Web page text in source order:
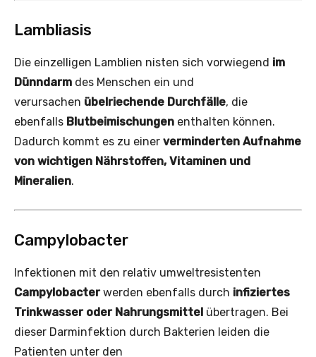
Lambliasis
Die einzelligen Lamblien nisten sich vorwiegend im
Dünndarm des Menschen ein und
verursachen übelriechende Durchfälle, die
ebenfalls Blutbeimischungen enthalten können.
Dadurch kommt es zu einer verminderten Aufnahme
von wichtigen Nährstoffen, Vitaminen und
Mineralien.
Campylobacter
Infektionen mit den relativ umweltresistenten
Campylobacterwerden ebenfalls durch infiziertes
Trinkwasser oder Nahrungsmittel übertragen. Bei
dieser Darminfektion durch Bakterien leiden die
Patienten unter den